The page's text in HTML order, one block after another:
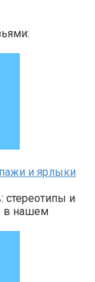
и ярлыки
и
в нашем